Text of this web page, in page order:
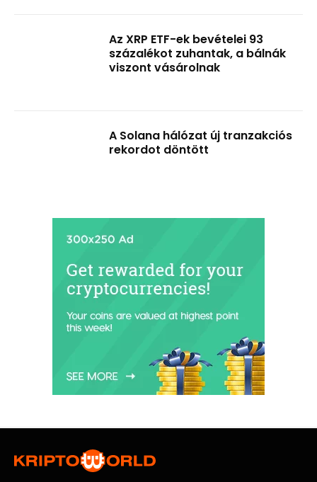
Az XRP ETF-ek bevételei 93
százalékot zuhantak, a bálnák
viszont vásárolnak
A Solana hálózat új tranzakciós
rekordot döntött